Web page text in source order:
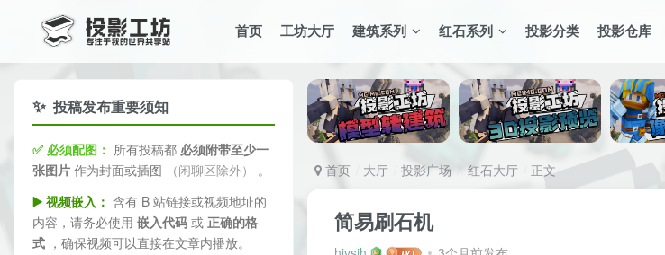
首页 工坊大厅 建筑系列 红石系列 投影分类 投影仓库
✨ 投稿发布重要须知
✅ 必须配图： 所有投稿都 必须附带至少一
张图片 作为封面或插图 （闲聊区除外） 。
▶️ 视频嵌入： 含有 B 站链接或视频地址的
内容，请务必使用 嵌入代码 或 正确的格
式 ，确保视频可以直接在文章内播放。
首页 大厅 投影广场 红石大厅 正文
简易刷石机